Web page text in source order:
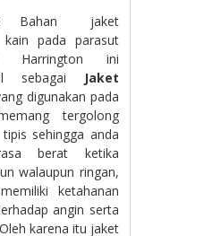
Bahan jaket
pada parasut
Harrington ini
sebagai
Jaket
digunakan pada
tergolong
sehingga anda
berat ketika
walaupun ringan,
ketahanan
angin serta
karena itu jaket